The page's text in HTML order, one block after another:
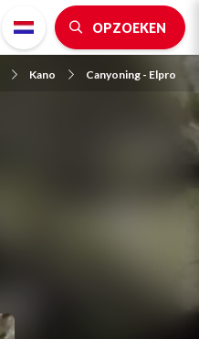
OPZOEKEN
Kano Canyoning - Elpro